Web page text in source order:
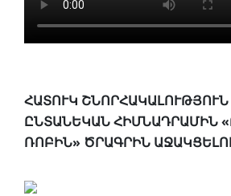
ՀԱՏՈՒԿ
ԸՆՏԱՆԵԿԱՆ ՀԻՄՆԱԴՐԱՄԻՆ
ՌՈԲԻՆ» ԾՐԱԳՐԻՆ